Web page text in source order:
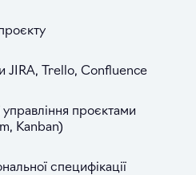
JIRA, Trello, Confluence
проєктами
Kanban)
специфікації